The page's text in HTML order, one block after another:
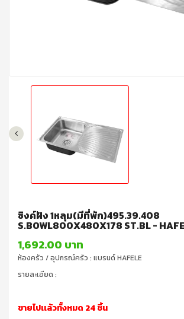
ซิงค์ฝัง 1หลุม(มีที่พัก)495.39.408
S.BOWL800X480X178 ST.BL -
1,692.00 บาท
ห้องครัว / อุปกรณ์ครัว : แบรนด์ HAFELE
รายละเอียด :
ขายไปเเล้วทั้งหมด 24 ชิ้น